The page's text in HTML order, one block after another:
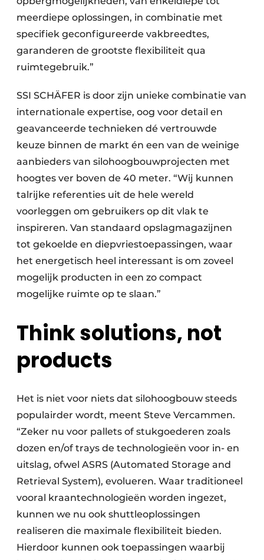
meerdiepe oplossingen, in combinatie met
specifiek geconfigureerde vakbreedtes,
garanderen de grootste flexibiliteit qua
ruimtegebruik.”
SSI SCHÄFER is door zijn unieke combinatie van
internationale expertise, oog voor detail en
geavanceerde technieken dé vertrouwde
keuze binnen de markt én een van de weinige
aanbieders van silohoogbouwprojecten met
hoogtes ver boven de 40 meter. “Wij kunnen
talrijke referenties uit de hele wereld
voorleggen om gebruikers op dit vlak te
inspireren. Van standaard opslagmagazijnen
tot gekoelde en diepvriestoepassingen, waar
het ener­getisch heel interessant is om zoveel
mogelijk producten in een zo compact
mogelijke ruimte op te slaan.”
Think solutions, not
products
Het is niet voor niets dat silohoogbouw steeds
populairder wordt, meent Steve Vercammen.
“Zeker nu voor pallets of stukgoederen zoals
dozen en/of trays de technologieën voor in- en
uitslag, ofwel ASRS (Automated Storage and
Retrieval System), evolueren. Waar traditioneel
vooral kraantechnologieën worden ingezet,
kunnen we nu ook shuttleoplossingen
realiseren die maximale flexibiliteit bieden.
Hierdoor kunnen ook toepassingen waarbij